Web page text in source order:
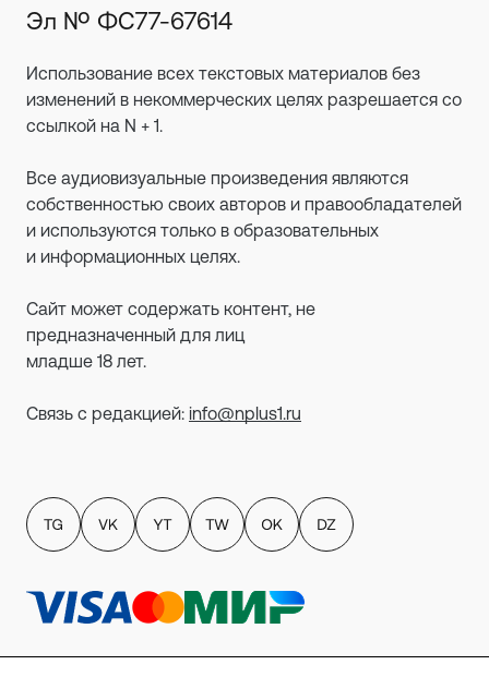
Эл № ФС77-67614
Использование всех текстовых материалов без
изменений в некоммерческих целях разрешается со
ссылкой на N + 1.
Все аудиовизуальные произведения являются
собственностью своих авторов и правообладателей
и используются только в образовательных
и информационных целях.
Сайт может содержать контент, не
предназначенный для лиц
младше 18 лет.
Связь с редакцией: info@nplus1.ru